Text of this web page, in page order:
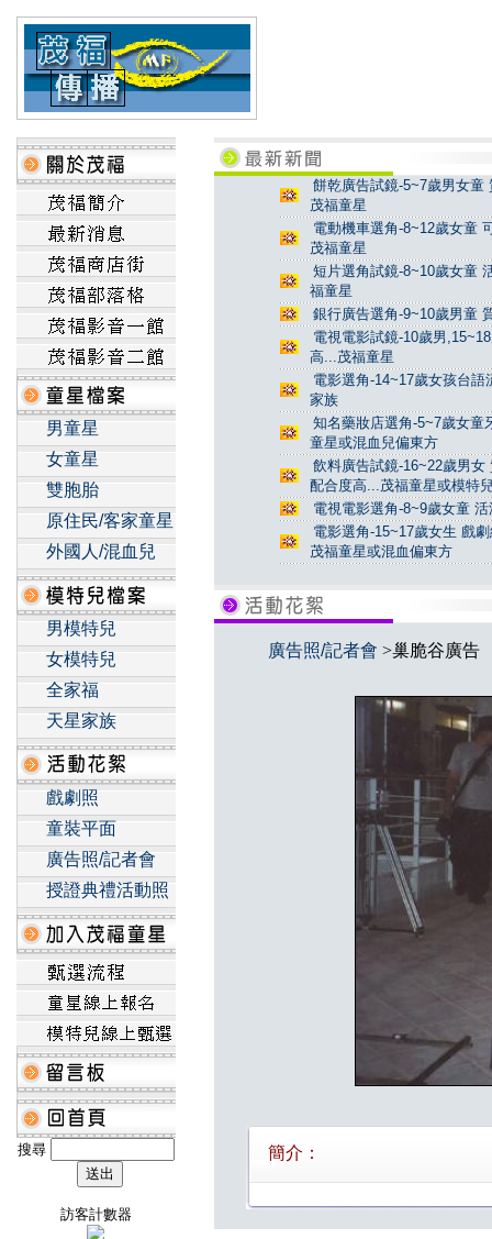
男童星
女童星
雙胞胎
原住民/客家童星
外國人/混血兒
男模特兒
女模特兒
全家福
天星家族
戲劇照
童裝平面
廣告照/記者會
授證典禮活動照
搜尋
訪客計數器
餅乾廣告試鏡-5~7歲男女
茂福童星
電動機車選角-8~12歲女童
茂福童星
短片選角試鏡-8~10歲女童
福童星
銀行廣告選角-9~10歲男童
電視電影試鏡-10歲男
高...茂福童星
電影選角-14~17歲女孩台
家族
知名藥妝店選角-5~7歲女童
童星或混血兒偏東方
飲料廣告試鏡-16~22歲男
配合度高...茂福童星或模特
電視電影選角-8~9歲女童
電影選角-15~17歲女生 戲
茂福童星或混血偏東方
廣告照/記者會 >巢脆谷廣告
簡介：